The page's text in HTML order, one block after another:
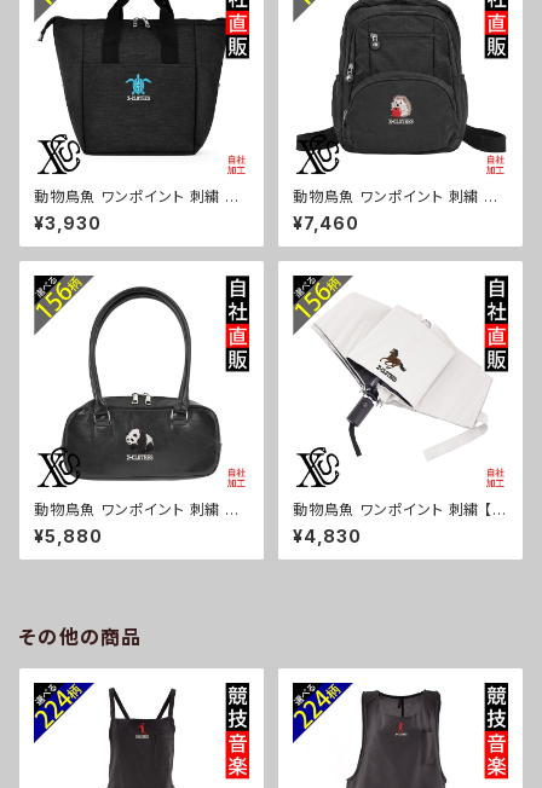
動物鳥魚 ワンポイント 刺繍 保
冷保温 ランチバッグ 買い物バッ
グ トートバッグ レディース メン
ズ おしゃれ 雑貨 グッズ 自社ブ
ハリネズミ レッサーパンダ 文鳥
インコ ori-a-bg179-b06-s
¥3,930
動物鳥魚 ワンポイント 刺繍 撥
水 リュック レディース 大容量 8
ポケット ナイロン 軽量 軽い お
しゃれ 雑貨 グッズ 自社ブランド
ズミ レッサーパンダ 文鳥 インコ
ori-a-bg178-b06-s
¥7,460
動物鳥魚 ワンポイント 刺繍 上
品なシボ感 横長ショルダーバッ
グ レディース ミニボストン 軽量
雑貨 グッズ 自社ブランド 柄 馬
¥5,880
動物鳥魚 ワンポイント 刺繍 【形
状記憶+自動開閉】 折りたたみ
傘 レディース メンズ 55cm 晴
雨兼用 UVカット99.9％ 一級遮
¥4,830
その他の商品